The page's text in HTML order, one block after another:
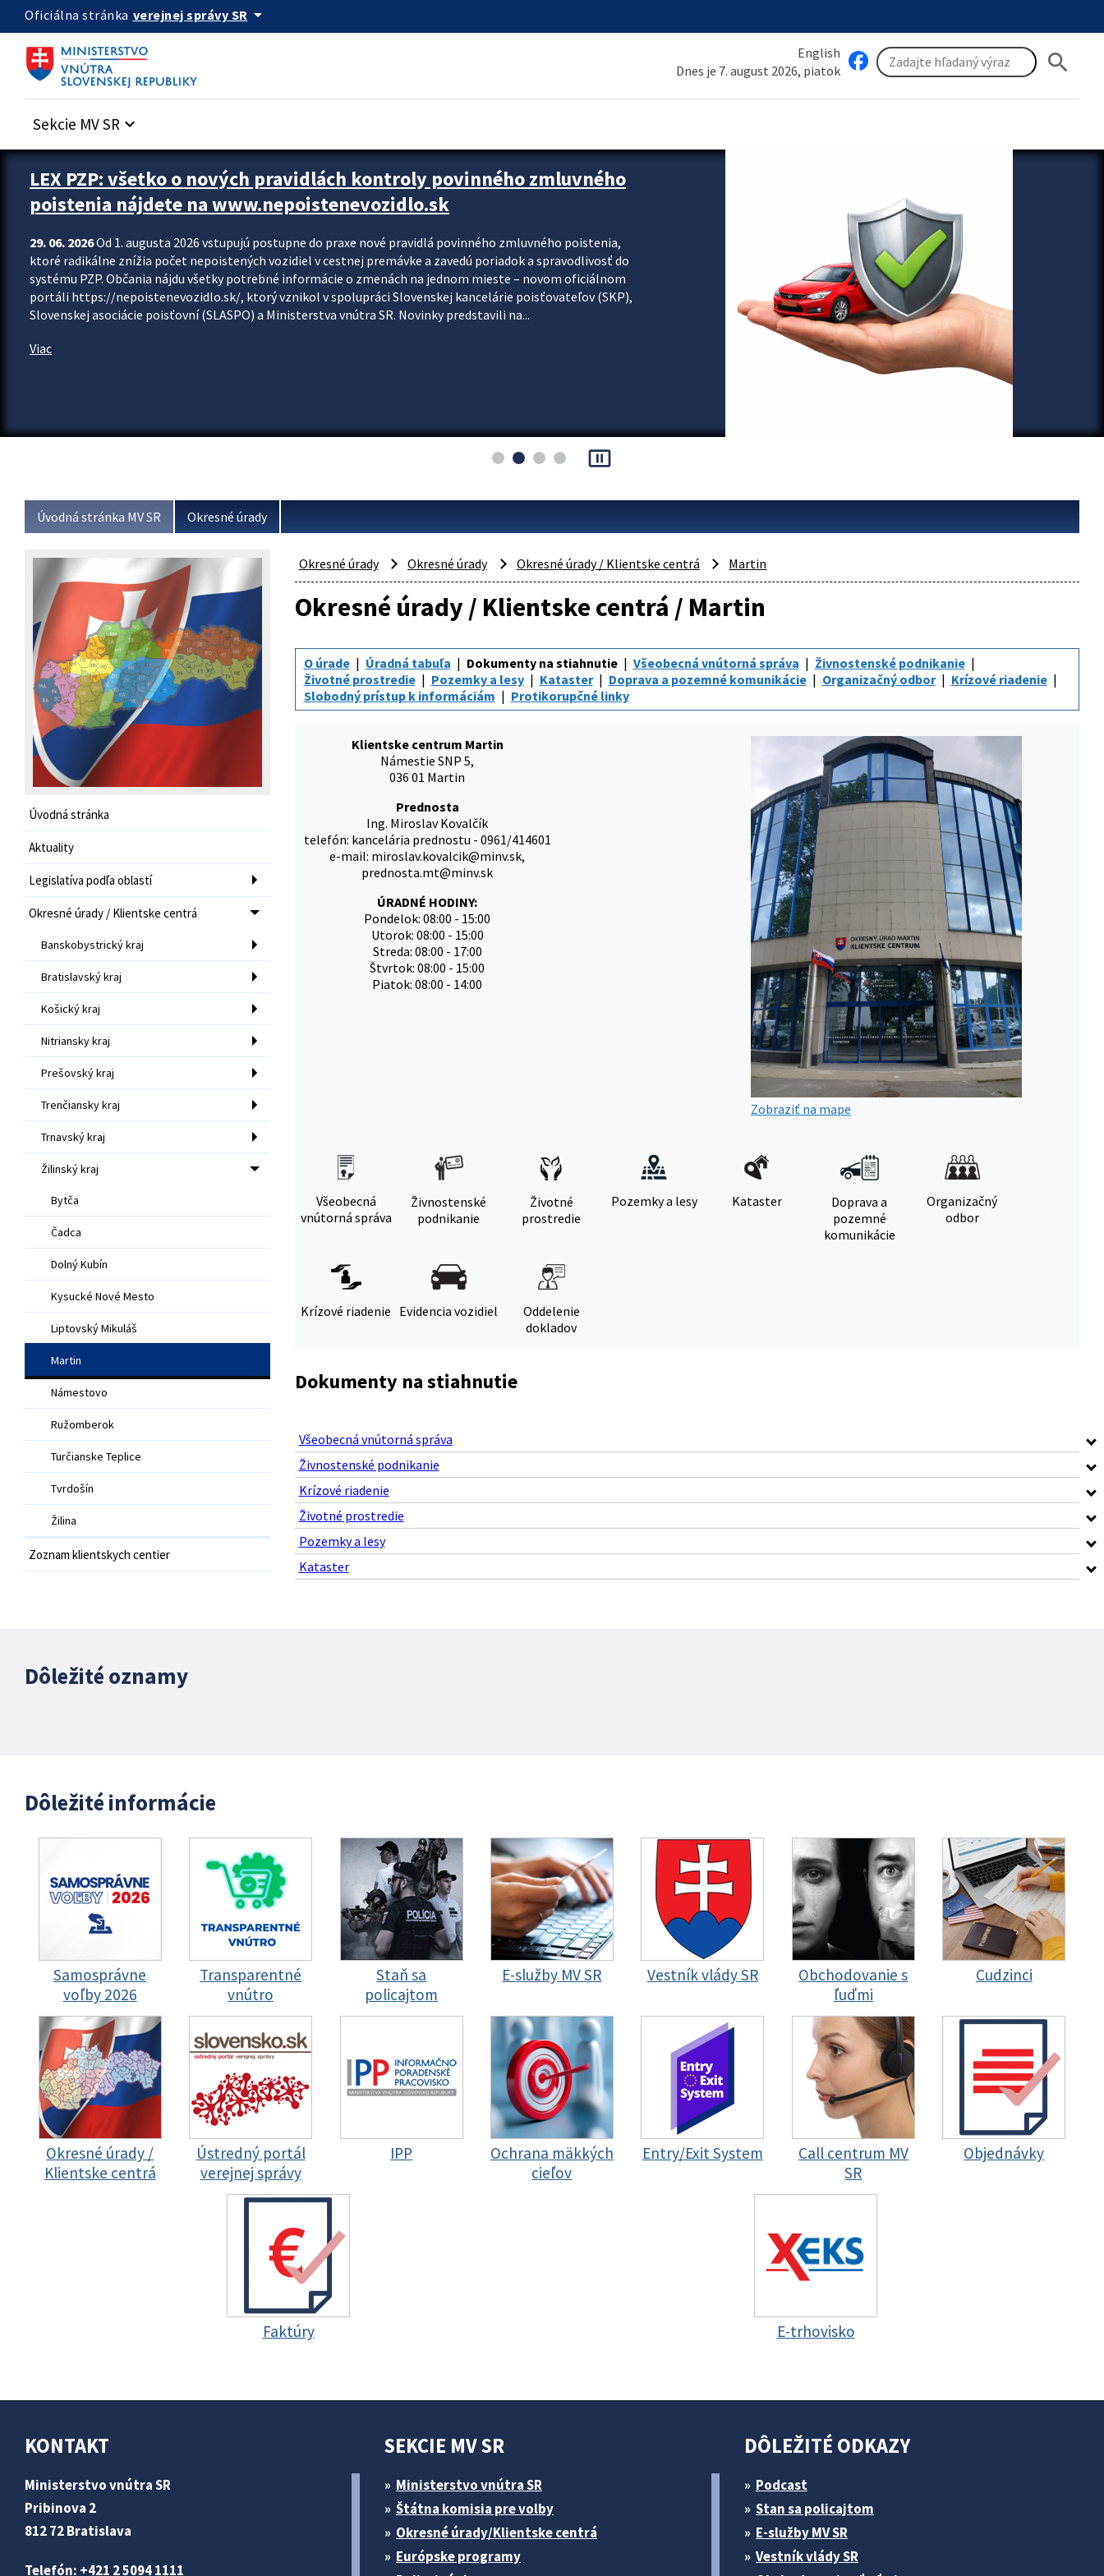
Preskocit na hlavný obsah
Oficiálna stránka verejnej správy SR arrow_drop_down
English
Dnes je 7. august 2026, piatok
search
Sekcie MV SR keyboard_arrow_down
Zastavit automatický posun upútavok
LEX PZP: všetko o nových pravidlách kontroly povinného zmluvného
poistenia nájdete na www.nepoistenevozidlo.sk
29. 06. 2026Od 1. augusta 2026 vstupujú postupne do praxe nové pravidlá povinného zmluvného poistenia,
ktoré radikálne znížia počet nepoistených vozidiel v cestnej premávke a zavedú poriadok a spravodlivosť do
systému PZP. Občania nájdu všetky potrebné informácie o zmenách na jednom mieste – novom oficiálnom
portáli https://nepoistenevozidlo.sk/, ktorý vznikol v spolupráci Slovenskej kancelárie poisťovateľov (SKP),
Slovenskej asociácie poisťovní (SLASPO) a Ministerstva vnútra SR. Novinky predstavili na...
Viac
pause_presentation
Úvodná stránka MV SR Okresné úrady
Úvodná stránka
Aktuality
Legislatíva podľa oblastí
Okresné úrady / Klientske centrá
Banskobystrický kraj
Bratislavský kraj
Košický kraj
Nitriansky kraj
Prešovský kraj
Trenčiansky kraj
Trnavský kraj
Žilinský kraj
Bytča
Čadca
Dolný Kubín
Kysucké Nové Mesto
Liptovský Mikuláš
Martin
Námestovo
Ružomberok
Turčianske Teplice
Tvrdošín
Žilina
Zoznam klientskych centier
Okresné úrady Okresné úrady Okresné úrady / Klientske centrá Martin
Okresné úrady / Klientske centrá / Martin
O úrade Úradná tabuľa Dokumenty na stiahnutie Všeobecná vnútorná správa
Živnostenské podnikanie
Životné prostredie
Pozemky a lesy Kataster Doprava a pozemné komunikácie Organizačný odbor
Krízové riadenie
Slobodný prístup k informáciám
Protikorupčné linky
Klientske centrum Martin
Námestie SNP 5,
036 01 Martin
Prednosta
Ing. Miroslav Kovalčík
telefón: kancelária prednostu - 0961/414601
e-mail: miroslav.kovalcik@minv.sk,
prednosta.mt@minv.sk
ÚRADNÉ HODINY:
Pondelok: 08:00 - 15:00
Utorok: 08:00 - 15:00
Streda: 08:00 - 17:00
Štvrtok: 08:00 - 15:00
Piatok: 08:00 - 14:00
Zobraziť na mape
Všeobecná
vnútorná správa
Živnostenské
podnikanie
Životné
prostredie
Pozemky a lesy Kataster
Doprava a
pozemné
komunikácie
Organizačný
odbor
Krízové riadenie Evidencia vozidiel
Oddelenie
dokladov
Dokumenty na stiahnutie
Všeobecná vnútorná správa
Živnostenské podnikanie
Krízové riadenie
Životné prostredie
Pozemky a lesy
Kataster
Dôležité oznamy
Dôležité informácie
Samosprávne
voľby 2026
Transparentné
vnútro
Staň sa
policajtom
E-služby MV SR Vestník vlády SR
Obchodovanie s
ľuďmi
Cudzinci
Okresné úrady /
Klientske centrá
Ústredný portál
verejnej správy
IPP
Ochrana mäkkých
cieľov
Entry/Exit System
Call centrum MV
SR
Objednávky
Faktúry E-trhovisko
KONTAKT
Ministerstvo vnútra SR
Pribinova 2
812 72 Bratislava
Telefón: +421 2 5094 1111
SEKCIE MV SR
Ministerstvo vnútra SR
Štátna komisia pre volby
Okresné úrady/Klientske centrá
Európske programy
DÔLEŽITÉ ODKAZY
Podcast
Stan sa policajtom
E-služby MV SR
Vestník vlády SR